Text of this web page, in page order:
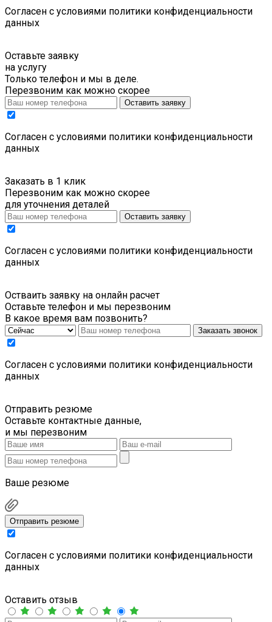
Cогласен с условиями политики конфиденциальности
данных
Оставьте заявку
на услугу
Только телефон и мы в деле.
Перезвоним как можно скорее
Оставить заявку
Cогласен с условиями политики конфиденциальности
данных
Заказать в 1 клик
Перезвоним как можно скорее
для уточнения деталей
Оставить заявку
Cогласен с условиями политики конфиденциальности
данных
Остваить заявку на онлайн расчет
Оставьте телефон и мы перезвоним
В какое время вам позвонить?
Заказать звонок
Cогласен с условиями политики конфиденциальности
данных
Отправить резюме
Оставьте контактные данные,
и мы перезвоним
Ваше резюме
Отправить резюме
Cогласен с условиями политики конфиденциальности
данных
Оставить отзыв